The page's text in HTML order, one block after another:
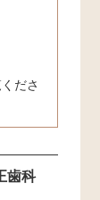
ださ
歯科